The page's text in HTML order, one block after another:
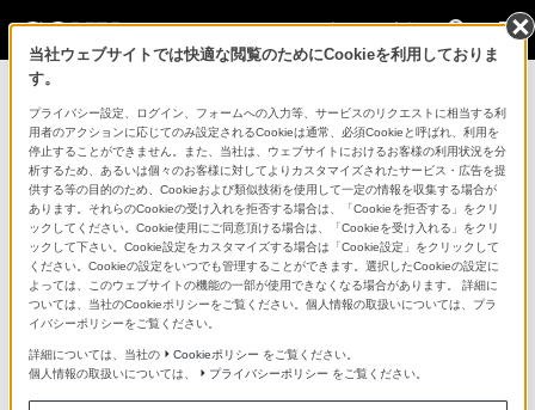
法人のお客様
コンスーマー製品に関するお問い合わせ
製品に関する重要なお知らせ
プロフェッショナル／業務用製品に関
するサポート・お問い合わせ
専用窓口のある業務用商品に関するお問い合わせ
以下の製品・サービスは専用窓口がございます。対象の
アイコンをクリックしてリンク先の窓口よりお問い合わ
当社ウェブサイトでは快適な閲覧のためにCookieを利用しておりま
す。
プライバシー設定、ログイン、フォームへの入力等、サービスのリクエストに相当する利
用者のアクションに応じてのみ設定されるCookieは通常、必須Cookieと呼ばれ、利用を
停止することができません。また、当社は、ウェブサイトにおけるお客様の利用状況を分
析するため、あるいは個々のお客様に対してよりカスタマイズされたサービス・広告を提
供する等の目的のため、Cookieおよび類似技術を使用して一定の情報を収集する場合が
あります。それらのCookieの受け入れを拒否する場合は、「Cookieを拒否する」をクリ
ックしてください。Cookie使用にご同意頂ける場合は、「Cookieを受け入れる」をクリ
ックして下さい。Cookie設定をカスタマイズする場合は「Cookie設定」をクリックして
ください。Cookieの設定をいつでも管理することができます。選択したCookieの設定に
よっては、このウェブサイトの機能の一部が使用できなくなる場合があります。 詳細に
ついては、当社のCookieポリシーをご覧ください。個人情報の取扱いについては、プラ
イバシーポリシーをご覧ください。
詳細については、当社の Cookieポリシー をご覧ください。
個人情報の取扱いについては、
プライバシーポリシー をご覧ください。